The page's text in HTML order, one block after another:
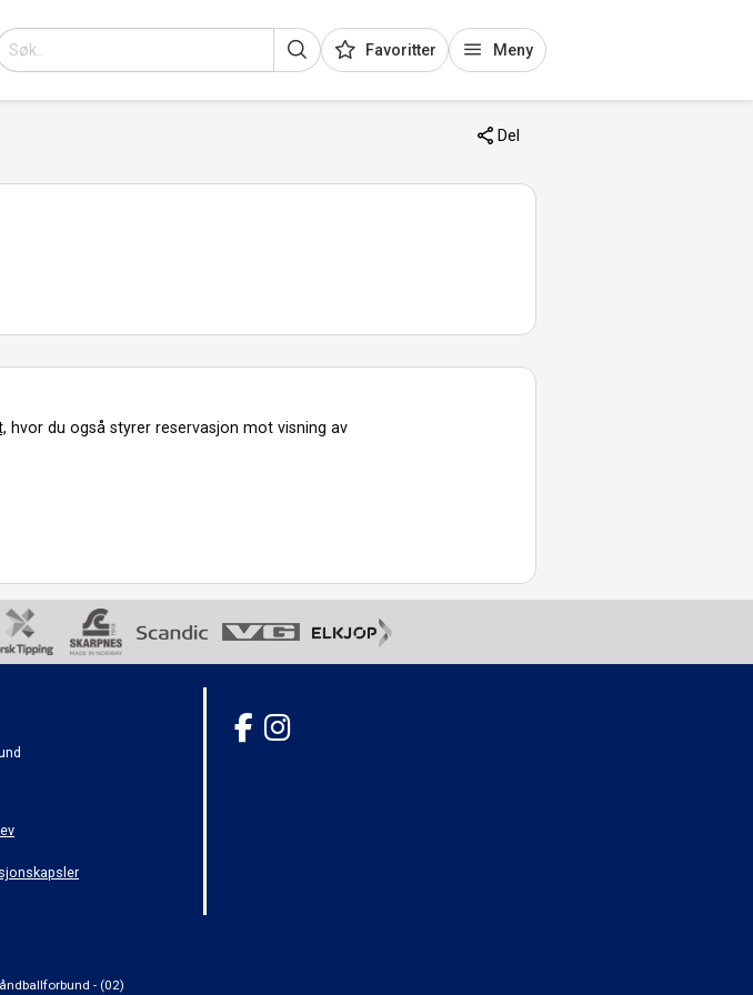
Favoritter Meny
Del
hvor du også styrer reservasjon mot visning av
- (02)